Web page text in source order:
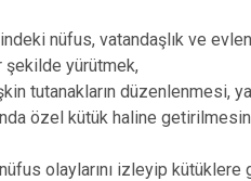
nüfus, vatandaşlık ve
yürütmek,
tutanakların düzenlenmesi,
özel kütük haline
olaylarını izleyip kütüklere